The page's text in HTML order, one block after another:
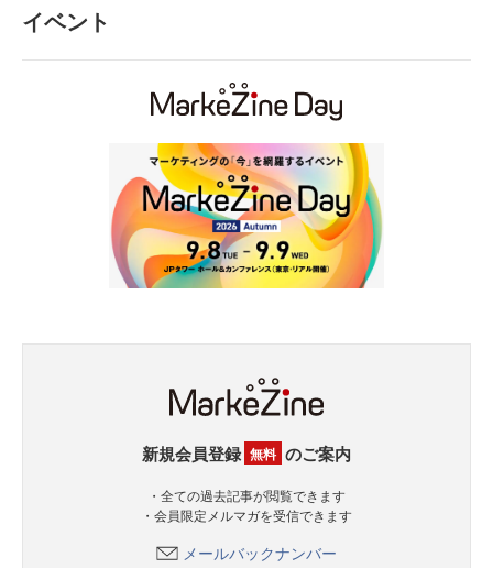
イベント
新規会員登録 無料 のご案内
・全ての過去記事が閲覧できます
・会員限定メルマガを受信できます
メールバックナンバー